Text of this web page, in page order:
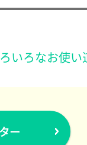
いろなお使
ー